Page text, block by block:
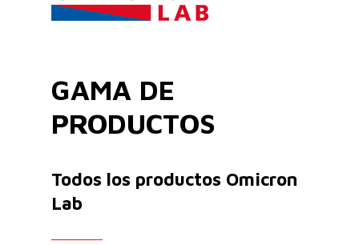
GAMA DE
PRODUCTOS
Todos los productos Omicron
Lab